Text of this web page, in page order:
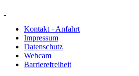
Kontakt - Anfahrt
Impressum
Datenschutz
Webcam
Barrierefreiheit